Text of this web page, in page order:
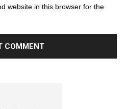
website in this browser for the